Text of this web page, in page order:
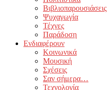
Βιβλιοπαρουσιάσεις
Ψυχαγωγία
Τέχνες
Παράδοση
Ενδιαφέρουν
Κοινωνικά
Μουσική
Σχέσεις
Σαν σήμερα…
Τεχνολογία